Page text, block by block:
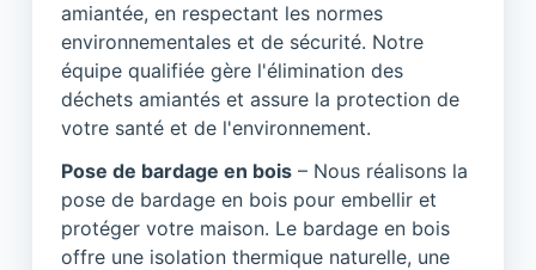
amiantée, en respectant les normes
environnementales et de sécurité. Notre
équipe qualifiée gère l'élimination des
déchets amiantés et assure la protection de
votre santé et de l'environnement.
Pose de bardage en bois – Nous réalisons la
pose de bardage en bois pour embellir et
protéger votre maison. Le bardage en bois
offre une isolation thermique naturelle, une